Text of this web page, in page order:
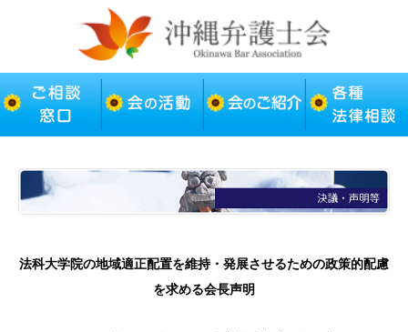
法科大学院の地域適正配置を維持・発展させるための政策的配慮
を求める会長声明